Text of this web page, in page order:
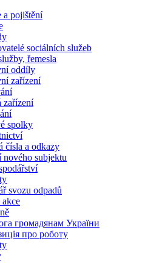
a pojištění
sociálních služeb
řemesla
oddíly
zařízení
zařízení
spolky
čísla a odkazy
subjektu
svozu odpadů
громадянам України
про роботу